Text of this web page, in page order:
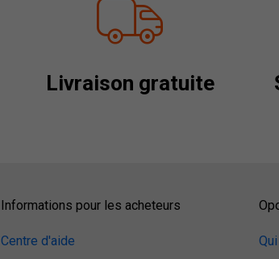
Livraison gratuite
Informations pour les acheteurs
Centre d'aide